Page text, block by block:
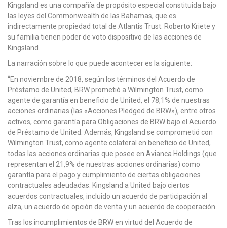
Kingsland es una compañía de propósito especial constituida bajo
las leyes del Commonwealth de las Bahamas, que es
indirectamente propiedad total de Atlantis Trust. Roberto Kriete y
su familia tienen poder de voto dispositivo de las acciones de
Kingsland.
La narración sobre lo que puede acontecer es la siguiente:
“En noviembre de 2018, según los términos del Acuerdo de
Préstamo de United, BRW prometió a Wilmington Trust, como
agente de garantía en beneficio de United, el 78,1% de nuestras
acciones ordinarias (las «Acciones Pledged de BRW»), entre otros
activos, como garantía para Obligaciones de BRW bajo el Acuerdo
de Préstamo de United. Además, Kingsland se comprometió con
Wilmington Trust, como agente colateral en beneficio de United,
todas las acciones ordinarias que posee en Avianca Holdings (que
representan el 21,9% de nuestras acciones ordinarias) como
garantía para el pago y cumplimiento de ciertas obligaciones
contractuales adeudadas. Kingsland a United bajo ciertos
acuerdos contractuales, incluido un acuerdo de participación al
alza, un acuerdo de opción de venta y un acuerdo de cooperación.
Tras los incumplimientos de BRW en virtud del Acuerdo de